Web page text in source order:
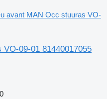
avant MAN Occ stuuras VO-
09-01 81440017055